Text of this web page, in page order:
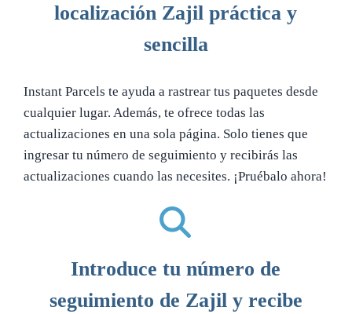
localización Zajil práctica y
sencilla
Instant Parcels te ayuda a rastrear tus paquetes desde
cualquier lugar. Además, te ofrece todas las
actualizaciones en una sola página. Solo tienes que
ingresar tu número de seguimiento y recibirás las
actualizaciones cuando las necesites. ¡Pruébalo ahora!
Introduce tu número de
seguimiento de Zajil y recibe